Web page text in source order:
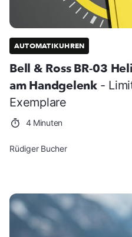
AUTOMATIKUHREN
Bell & Ross BR-03
am Handgelenk -
Exemplare
4 Minuten
Rüdiger Bucher